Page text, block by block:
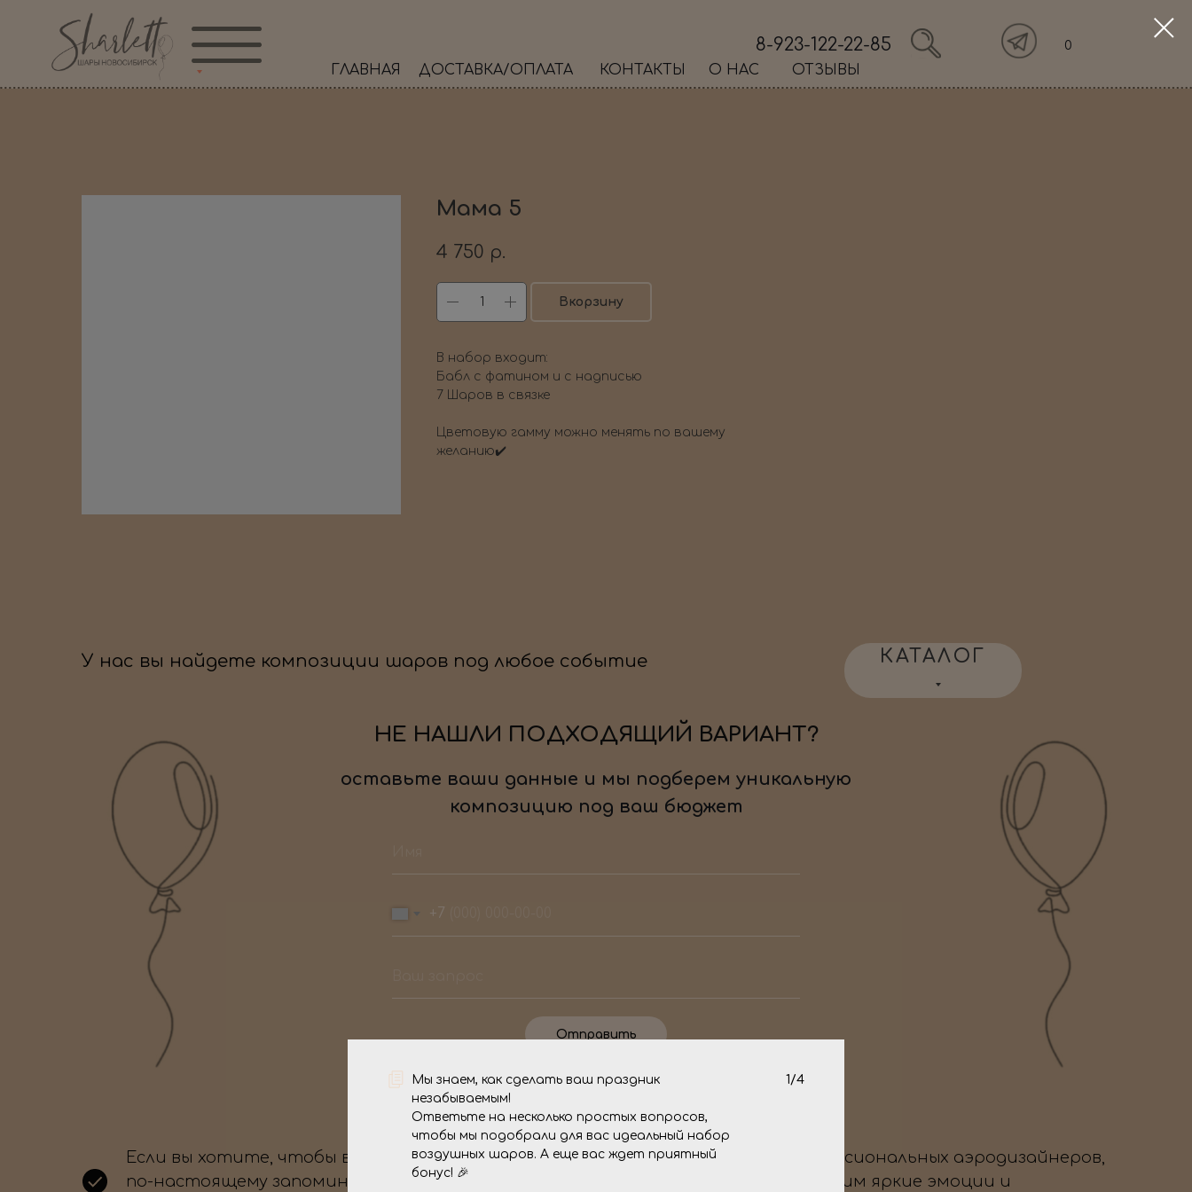
0
8-923-122-22-85
ДОСТАВКА/ОПЛАТА
ГЛАВНАЯ КОНТАКТЫ О НАС ОТЗЫВЫ
Мы знаем, как сделать ваш праздник
незабываемым!
Ответьте на несколько простых вопросов,
чтобы мы подобрали для вас идеальный набор
воздушных шаров. А еще вас ждет приятный
бонус! 🎉
1/4
Мама 5
4 750 р.
Вкорзину
В набор входит:
Бабл с фатином и с надписью
7 Шаров в связке
Цветовую гамму можно менять по вашему
желанию✔️
КАТАЛОГ
У нас вы найдете композиции шаров под любое событие
+7
Отправить
НЕ НАШЛИ ПОДХОДЯЩИЙ ВАРИАНТ?
оставьте ваши данные и мы подберем уникальную
композицию под ваш бюджет
Если вы хотите, чтобы ваше торжество стало
по-настоящему запоминающимся, то вы
Мы - команда профессиональных аэродизайнеров,
уже целых 4 года дарим яркие эмоции и